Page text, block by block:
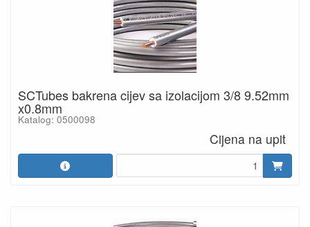
SCTubes bakrena cijev sa izolacijom 3/8 9.52mm
x0.8mm
Katalog: 0500098
Cijena na upit